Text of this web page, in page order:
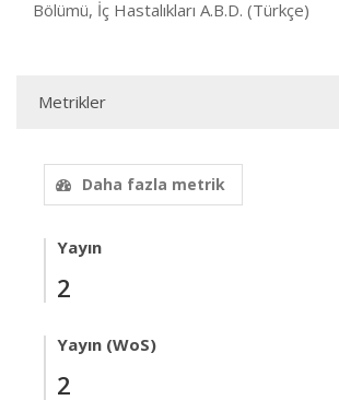
Bölümü, İç Hastalıkları A.B.D. (Türkçe)
Metrikler
Daha fazla metrik
Yayın
2
Yayın (WoS)
2